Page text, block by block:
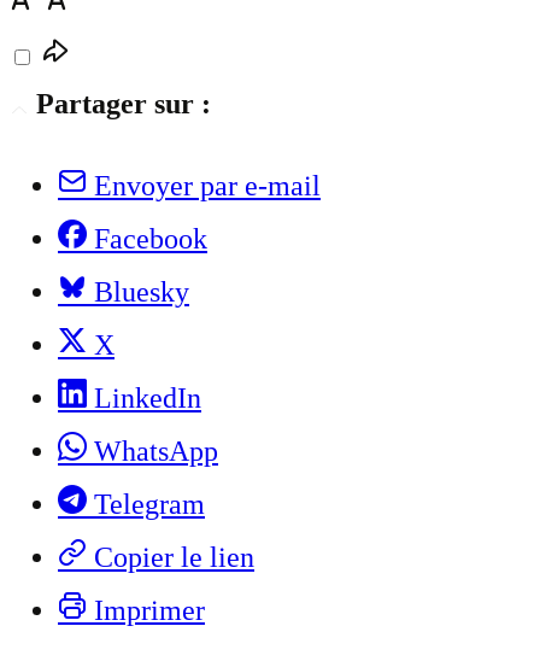
Partager sur :
Envoyer par e-mail
Facebook
Bluesky
X
LinkedIn
WhatsApp
Telegram
Copier le lien
Imprimer